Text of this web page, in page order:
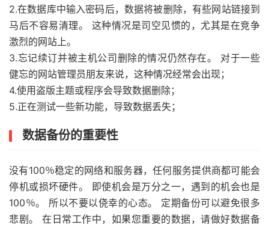
2.在数据库中输入密码后，数据将被删除，有些网站链接到
马后不容易清理。 这种情况是司空见惯的，尤其是在竞争
激烈的网站上。
3.忘记续订并被主机公司删除的情况仍然存在。 对于一些
健忘的网站管理员朋友来说，这种情况经常会出现；
4.使用盗版主题或程序会导致数据删除；
5.正在测试一些新功能，导致数据丢失；
数据备份的重要性
没有100％稳定的网络和服务器，任何服务提供商都可能会
停机或损坏硬件。 即使机会是万分之一，遇到的机会也是
100％。 所以不要以侥幸的心态。 定期备份可以避免很多
悲剧。 在日常工作中，如果您重要的数据，请做好数据备